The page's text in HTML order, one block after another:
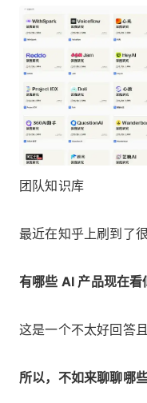
团队知识库
最近在知乎上刷到了
有哪些 AI 产品现在看
这是一个不太好回答
所以，不如来聊聊哪